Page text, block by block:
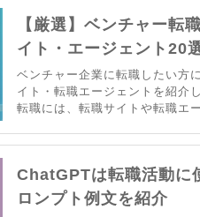
【厳選】ベンチャー転
イト・エージェント20
ベンチャー企業に転職したい方
イト・転職エージェントを紹介
転職には、転職サイトや転職エ
の記事ではそれぞれの特徴や、
ChatGPTは転職活動に
ロンプト例文を紹介